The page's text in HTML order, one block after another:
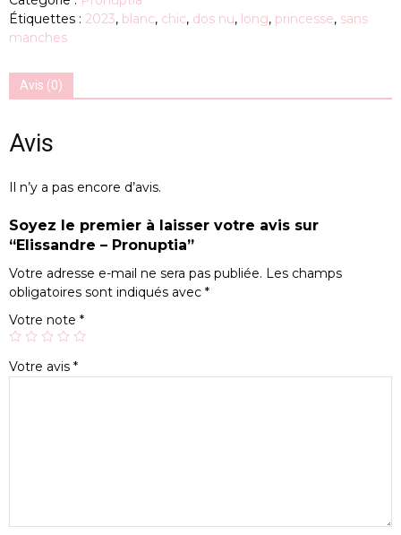
Étiquettes : 2023, blanc, chic, dos nu, long, princesse, sans
manches
Avis (0)
Avis
Il n’y a pas encore d’avis.
Soyez le premier à laisser votre avis sur
“Elissandre – Pronuptia”
Votre adresse e-mail ne sera pas publiée. Les champs
obligatoires sont indiqués avec *
Votre note *
Votre avis *